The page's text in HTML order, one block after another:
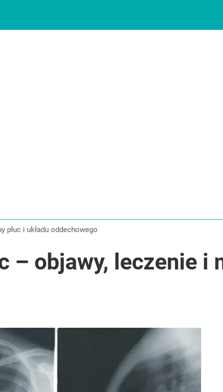
płuc i układu oddechowego
– objawy, leczenie i